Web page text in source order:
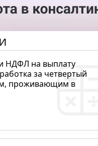
НДФЛ на выплату
за четвертый
проживающим в